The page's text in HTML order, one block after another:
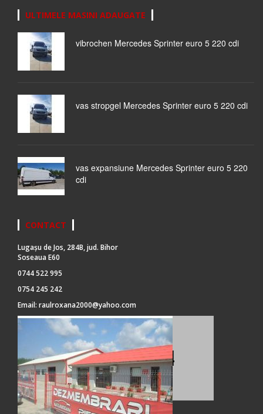
ULTIMELE MASINI ADAUGATE
vibrochen Mercedes Sprinter euro 5 220 cdi
vas stropgel Mercedes Sprinter euro 5 220 cdi
vas expansiune Mercedes Sprinter euro 5 220
cdi
CONTACT
Lugașu de Jos, 284B, jud. Bihor
Soseaua E60
0744 522 995
0754 245 242
Email: raulroxana2000@yahoo.com